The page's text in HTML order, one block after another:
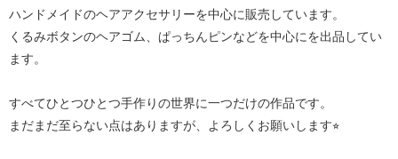
ハンドメイドのヘアアクセサリーを中心に販売しています。
くるみボタンのヘアゴム、ぱっちんピンなどを中心にを出品してい
ます。
すべてひとつひとつ手作りの世界に一つだけの作品です。
まだまだ至らない点はありますが、よろしくお願いします⭐︎